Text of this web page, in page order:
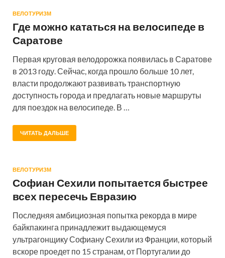
ВЕЛОТУРИЗМ
Где можно кататься на велосипеде в
Саратове
Первая круговая велодорожка появилась в Саратове
в 2013 году. Сейчас, когда прошло больше 10 лет,
власти продолжают развивать транспортную
доступность города и предлагать новые маршруты
для поездок на велосипеде. В …
ЧИТАТЬ ДАЛЬШЕ
ВЕЛОТУРИЗМ
Софиан Сехили попытается быстрее
всех пересечь Евразию
Последняя амбициозная попытка рекорда в мире
байкпакинга принадлежит выдающемуся
ультрагонщику Софиану Сехили из Франции, который
вскоре проедет по 15 странам, от Португалии до